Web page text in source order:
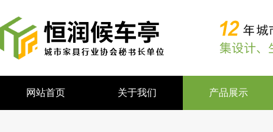
网站首页 关于我们 产品展示